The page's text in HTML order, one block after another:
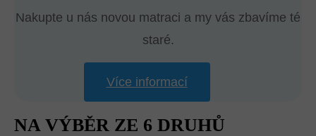
Nakupte u nás novou matraci a my vás zbavíme té
staré.
Více informací
NA VÝBĚR ZE 6 DRUHŮ